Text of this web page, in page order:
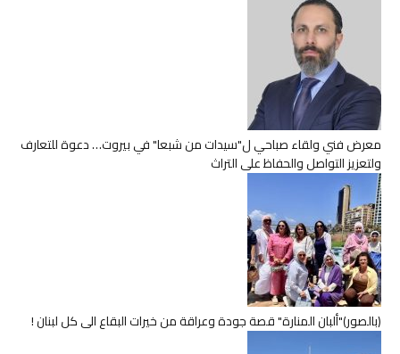
معرض فني ولقاء صباحي ل"سيدات من شبعا" في بيروت… دعوة للتعارف
ولتعزيز التواصل والحفاظ على التراث
(بالصور)"ألبان المنارة" قصة جودة وعراقة من خيرات البقاع الى كل لبنان !